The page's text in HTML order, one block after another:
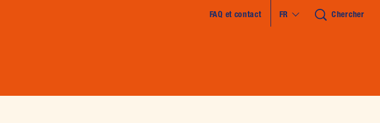
FAQ et contact FR Chercher